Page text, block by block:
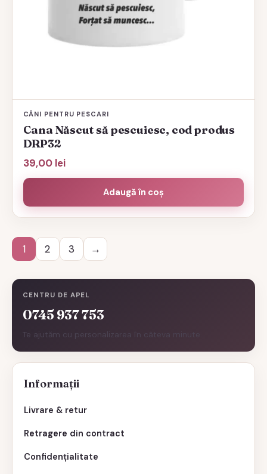
CENTRU DE APEL
0745 937 753
Te ajutăm cu personalizarea în câteva minute.
Informații
Livrare & retur
Retragere din contract
Confidențialitate
CĂNI PENTRU PESCARI
Cana Născut să pescuiesc, cod produs
DRP32
39,00 lei
Adaugă în coș
1 2 3 →